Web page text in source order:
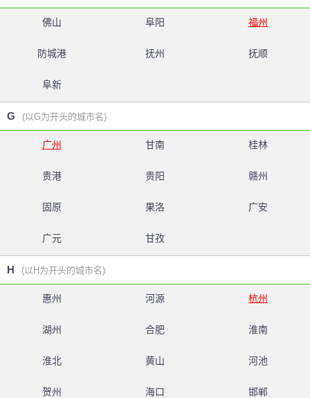
佛山 阜阳 福州
防城港 抚州 抚顺
阜新
G (以G为开头的城市名)
广州 甘南 桂林
贵港 贵阳 赣州
固原 果洛 广安
广元 甘孜
H (以H为开头的城市名)
惠州 河源 杭州
湖州 合肥 淮南
淮北 黄山 河池
贺州 海口 邯郸